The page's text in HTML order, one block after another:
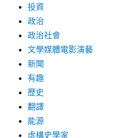
投資
政治
政治社會
文學媒體電影演藝
新聞
有趣
歷史
翻譯
能源
虛構史學家